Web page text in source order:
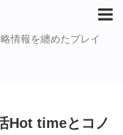
情報を纏めたプレイ
Hot timeとコノ